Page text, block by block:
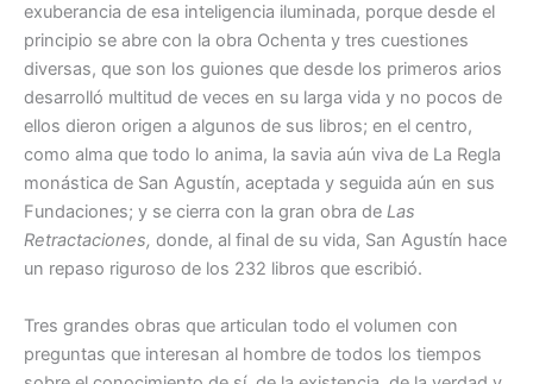
exuberancia de esa inteligencia iluminada, porque desde el
principio se abre con la obra Ochenta y tres cuestiones
diversas, que son los guiones que desde los primeros arios
desarrolló multitud de veces en su larga vida y no pocos de
ellos dieron origen a algunos de sus libros; en el centro,
como alma que todo lo anima, la savia aún viva de La Regla
monástica de San Agustín, aceptada y seguida aún en sus
Fundaciones; y se cierra con la gran obra de Las
Retractaciones, donde, al final de su vida, San Agustín hace
un repaso riguroso de los 232 libros que escribió.
Tres grandes obras que articulan todo el volumen con
preguntas que interesan al hombre de todos los tiempos